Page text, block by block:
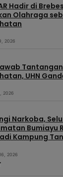
Hadir di
Olahraga
2026
UHN
2026
Narkoba,
Bumiayu
Kampung
2026